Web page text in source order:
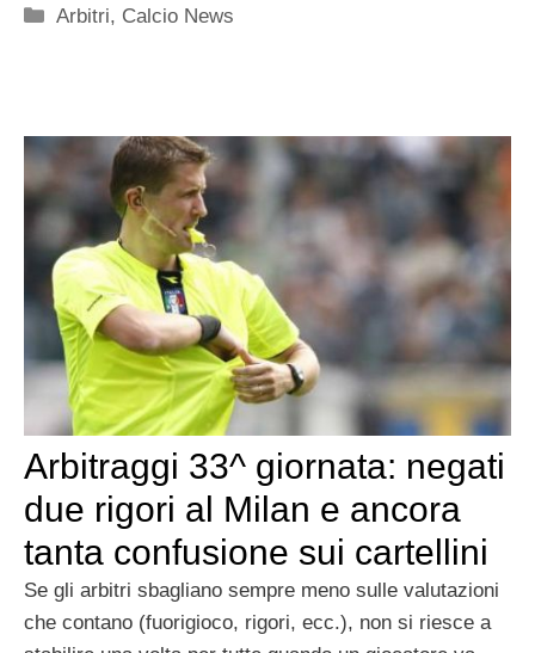
Categorie
Arbitri, Calcio News
Arbitraggi 33^ giornata: negati
due rigori al Milan e ancora
tanta confusione sui cartellini
Se gli arbitri sbagliano sempre meno sulle valutazioni
che contano (fuorigioco, rigori, ecc.), non si riesce a